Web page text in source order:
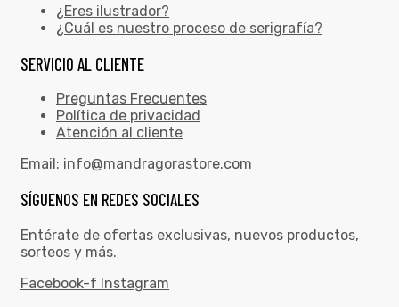
¿Eres ilustrador?
¿Cuál es nuestro proceso de serigrafía?
SERVICIO AL CLIENTE
Preguntas Frecuentes
Política de privacidad
Atención al cliente
Email: info@mandragorastore.com
SÍGUENOS EN REDES SOCIALES
Entérate de ofertas exclusivas, nuevos productos,
sorteos y más.
Facebook-f Instagram